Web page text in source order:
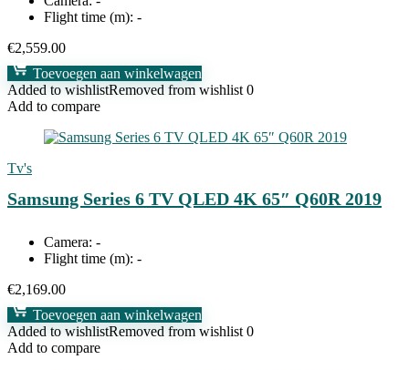
Flight time (m): -
€2,559.00
Toevoegen aan winkelwagen
Added to wishlistRemoved from wishlist 0
Add to compare
Tv's
Samsung Series 6 TV QLED 4K 65″ Q60R 2019
Camera: -
Flight time (m): -
€2,169.00
Toevoegen aan winkelwagen
Added to wishlistRemoved from wishlist 0
Add to compare